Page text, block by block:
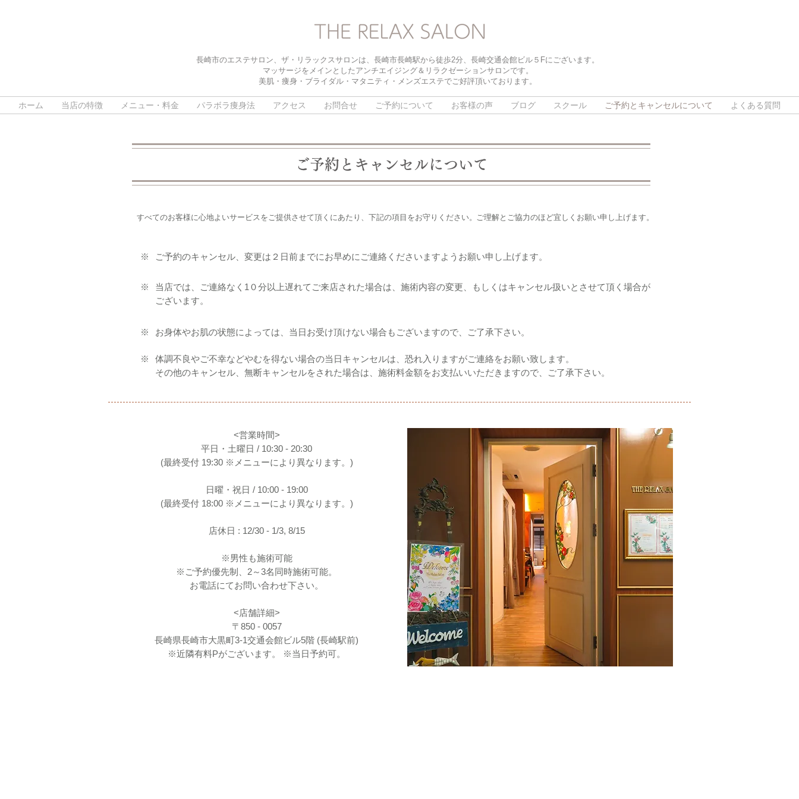
長崎市のエステサロン、ザ・リラックスサロンは、長崎市長崎駅から徒歩2分、長崎交通会館ビル５Fにございます。
マッサージをメインとしたアンチエイジング＆リラクゼーションサロンです。
美肌・痩身・ブライダル・マタニティ・メンズエステでご好評頂いております。
ホーム 当店の特徴 メニュー・料金 パラボラ痩身法 アクセス お問合せ ご予約について お客様の声 ブログ スクール ご予約とキャンセルについて よくある質問
ご予約とキャンセルについて
すべてのお客様に心地よいサービスをご提供させて頂くにあたり、下記の項目をお守りください。 ご理解とご協力のほど宜しくお願い申し上げます。
※ ご予約のキャンセル、変更は２日前までにお早めにご連絡くださいますようお願い申し上げます。
※
当店では、ご連絡なく1０分以上遅れてご来店された場合は、施術内容の変更、もしくはキャンセル扱いとさせて頂く場合が
ございます。
※ お身体やお肌の状態によっては、当日お受け頂けない場合もございますので、ご了承下さい。
※
体調不良やご不幸などやむを得ない場合の当日キャンセルは、恐れ入りますがご連絡をお願い致します。
その他のキャンセル、無断キャンセルをされた場合は、施術料金額をお支払いいただきますので、ご了承下さい。
<営業時間>
平日・土曜日 / 10:30 - 20:30
(最終受付 19:30 ※メニューにより異なります。)
日曜・祝日 / 10:00 - 19:00
(最終受付 18:00 ※メニューにより異なります。)
店休日 : 12/30 - 1/3, 8/15
※男性も施術可能
※ご予約優先制、2～3名同時施術可能。
お電話にてお問い合わせ下さい。
<店舗詳細>
〒850 - 0057
​長崎県長崎市大黒町3-1交通会館ビル5階 (長崎駅前)
​※近隣有料Pがございます。 ※当日予約可。